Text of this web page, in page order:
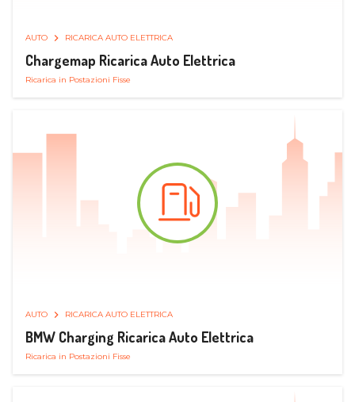
AUTO RICARICA AUTO ELETTRICA
Chargemap Ricarica Auto Elettrica
Ricarica in Postazioni Fisse
AUTO RICARICA AUTO ELETTRICA
BMW Charging Ricarica Auto Elettrica
Ricarica in Postazioni Fisse